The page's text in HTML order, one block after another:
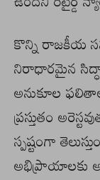
కొన్ని రాజకీయ
నిరాధారమైన
అనుకూల
ప్రస్తుతం
స్పష్టంగా
అభిప్రాయాలకు